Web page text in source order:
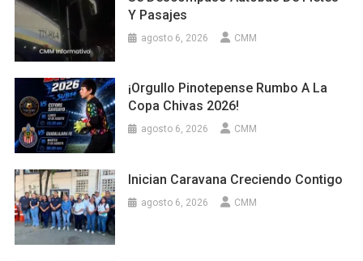
Y Pasajes
agosto 6, 2026 CMM
¡Orgullo Pinotepense Rumbo A La
Copa Chivas 2026!
agosto 6, 2026 CMM
Inician Caravana Creciendo Contigo
agosto 6, 2026 CMM